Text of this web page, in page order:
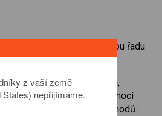
akciové indexy přináší celou řadu
příležitostí.
CFD naUSA 500 Cash,
s malými maržemi pomocí
tak objem svých obchodů.
z vaší země
States) nepřijímáme.